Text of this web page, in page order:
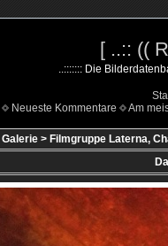
[ ..:: ((
..::::::: Die
Neueste Kommentare Am
Galerie> Filmgruppe Laterna,